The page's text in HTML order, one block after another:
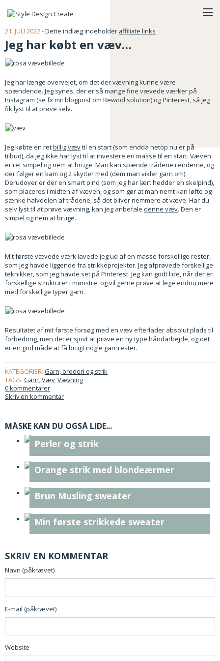
21. JULI 2022- Dette indlæg indeholder affiliate links
Jeg har købt en væv…
Jeg har længe overvejet, om det der vævning kunne være
spændende. Jeg synes, der er så mange fine vævede værker på
Instagram (se fx mit blogpost om Rewool solution) og Pinterest, så jeg
fik lyst til at prøve selv.
Jeg købte en retbillig vævtil en start (som endda netop nu er på
tilbud), da jeg ikke har lyst til at investere en masse til en start. Væven
er ret simpel og nem at bruge. Man kan spænde trådene i enderne, og
der følger en kam og 2 skytter med (dem man vikler garn om).
Derudover er der en smart pind (som jeg har lært hedder en skelpind),
som placeres i midten af væven, og som gør at man nemt kan løfte og
sænke halvdelen af trådene, så det bliver nemmere at væve. Har du
selv lyst til at prøve vævning, kan jeg anbefale denne væv. Den er
simpel og nem at bruge.
Mit første vævede værk lavede jeg ud af en masse forskellige rester,
som jeg havde liggende fra strikkeprojekter. Jeg afprøvede forskellige
teknikker, som jeg havde set på Pinterest. Jeg kan godt lide, når der er
forskellige strukturer i mønstre, og vil gerne prøve at lege endnu mere
med forskellige typer garn.
Resultatet af mit første forsøg med en væv efterlader absolut plads til
forbedring, men det er sjovt at prøve en ny type håndarbejde, og det
er en god måde at få brugt nogle garnrester.
KATEGORIER: Garn, broderi og strik
TAGS: Garn,Væv,Vævning
0 kommentarer
Skriv en kommentar
MÅSKE KAN DU OGSÅ LIDE...
Perler og strik
Orange strik med blondeærmer
Brun Musling sweater
Min første strikkede sweater
SKRIV EN KOMMENTAR
Navn (påkrævet)
E-mail (påkrævet)
Website